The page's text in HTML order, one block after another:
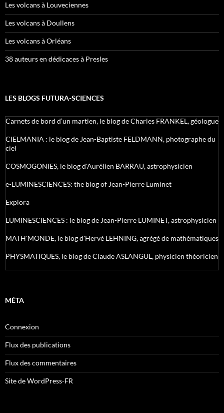
Les volcans à Louveciennes
Les volcans à Doullens
Les volcans à Orléans
38 auteurs en dédicaces à Presles
LES BLOGS FUTURA-SCIENCES
Carnets de bord d’un martien, le blog de Charles FRANKEL, géologue
CIELMANIA : le blog de Jean-Baptiste FELDMANN, photographe du
ciel
COSMOGONIES, le blog d'Aurélien BARRAU, astrophysicien
e-LUMINESCIENCES: the blog of Jean-Pierre Luminet
Explora
LUMINESCIENCES : le blog de Jean-Pierre LUMINET, astrophysicien
MATH'MONDE, le blog d'Hervé LEHNING, agrégé de mathématiques
PHYSMATIQUES, le blog de Claude ASLANGUL, physicien théoricien
MÉTA
Connexion
Flux des publications
Flux des commentaires
Site de WordPress-FR